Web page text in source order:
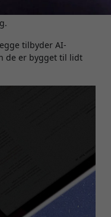
tilbyder AI-
de er bygget til lidt